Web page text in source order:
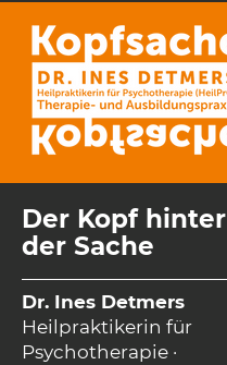
Der Kopf hinter
der Sache
Dr. Ines Detmers
Heilpraktikerin für
Psychotherapie ·